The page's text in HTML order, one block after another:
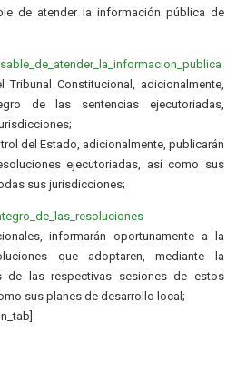
de atender la información pública de
Constitucional, adicionalmente,
de las sentencias ejecutoriadas,
del Estado, adicionalmente, publicarán
ejecutoriadas, así como sus
sus jurisdicciones;
informarán oportunamente a la
que adoptaren, mediante la
de las respectivas sesiones de estos
sus planes de desarrollo local;